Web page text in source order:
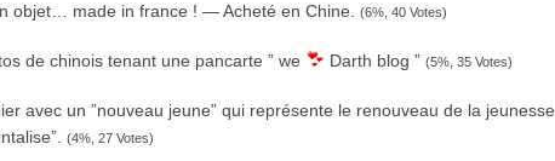
objet… made in france ! — Acheté en Chine. (6%, 40 Votes)
de chi­nois tenant une pan­carte ” we Darth blog ” (5%, 35 Votes)
avec un ”nou­veau jeune” qui repré­sente le renou­veau de la jeu­nesse
(4%, 27 Votes)